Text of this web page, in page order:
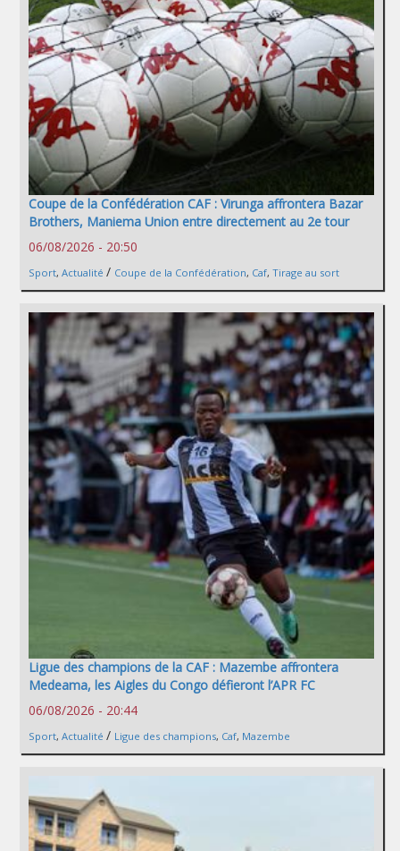
Coupe de la Confédération CAF : Virunga affrontera Bazar
Brothers, Maniema Union entre directement au 2e tour
06/08/2026 - 20:50
Sport, Actualité / Coupe de la Confédération, Caf, Tirage au sort
Ligue des champions de la CAF : Mazembe affrontera
Medeama, les Aigles du Congo défieront l’APR FC
06/08/2026 - 20:44
Sport, Actualité / Ligue des champions, Caf, Mazembe